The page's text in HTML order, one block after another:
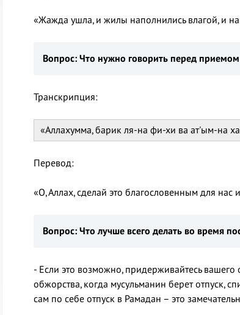
«Жажда ушла, и жилы наполнились влагой, и
Вопрос: Что нужно говорить перед
Транскрипция:
«Аллахумма, барик ля-на фи-хи ва ат'ым-на
Перевод:
«О, Аллах, сделай это благословенным для нас
Вопрос: Что лучше всего делать во время
- Если это возможно, придерживайтесь вашего
обжорства, когда мусульманин берет отпуск,
сам по себе отпуск в Рамадан – это